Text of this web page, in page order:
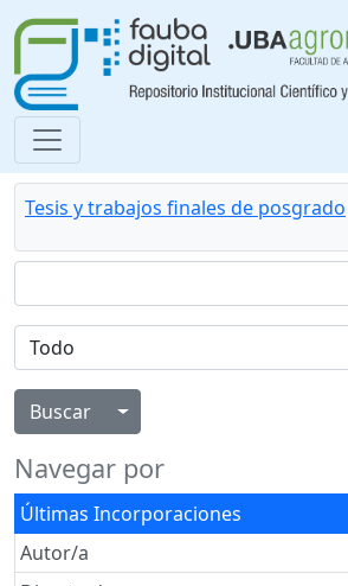
Tesis y trabajos finales de posgrado
Alternar menú desplegable
Navegar por
Últimas Incorporaciones
Autor/a